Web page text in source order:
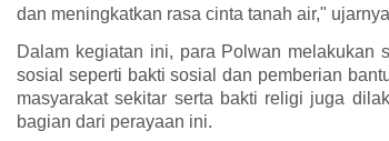
dan meningkatkan rasa cinta tanah air,"
Dalam kegiatan ini, para Polwan melakukan
sosial seperti bakti sosial dan pemberian
masyarakat sekitar serta bakti religi juga
bagian dari perayaan ini.